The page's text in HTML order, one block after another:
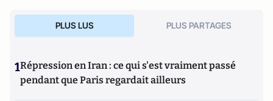
PLUS LUS PLUS PARTAGES
1Répression en Iran : ce qui s'est vraiment passé
pendant que Paris regardait ailleurs